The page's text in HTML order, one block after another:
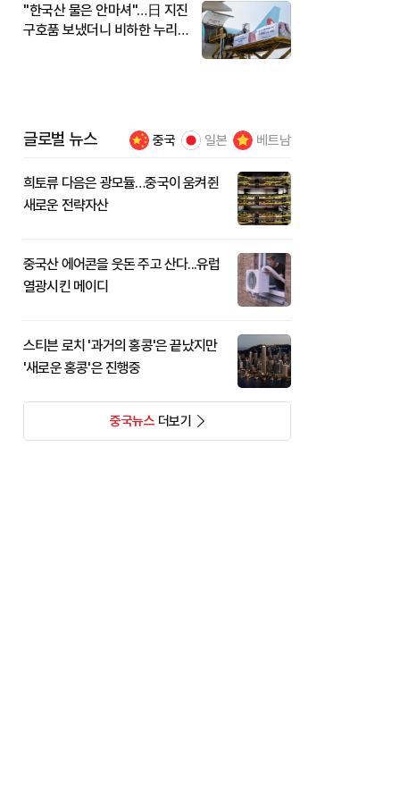
"한국산 물은 안마셔"…日 지진
구호품 보냈더니 비하한 누리
글로벌 뉴스 중국 일본 베트남
희토류 다음은 광모듈…중국이 움켜쥔
새로운 전략자산
중국산 에어콘을 웃돈 주고 산다...유럽
열광시킨 메이디
스티븐 로치 '과거의 홍콩'은 끝났지만
'새로운 홍콩'은 진행중
중국뉴스더보기